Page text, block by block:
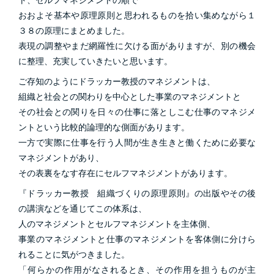
おおよそ基本や原理原則と思われるものを拾い集めながら１
３８の原理にまとめました。
表現の調整やまだ網羅性に欠ける面がありますが、別の機会
に整理、充実していきたいと思います。
ご存知のようにドラッカー教授のマネジメントは、
組織と社会との関わりを中心とした事業のマネジメントと
その社会との関りを日々の仕事に落としこむ仕事のマネジメ
ントという比較的論理的な側面があります。
一方で実際に仕事を行う人間が生き生きと働くために必要な
マネジメントがあり、
その表裏をなす存在にセルフマネジメントがあります。
『ドラッカー教授 組織づくりの原理原則』の出版やその後
の講演などを通じてこの体系は、
人のマネジメントとセルフマネジメントを主体側、
事業のマネジメントと仕事のマネジメントを客体側に分けら
れることに気がつきました。
「何らかの作用がなされるとき、その作用を担うものが主